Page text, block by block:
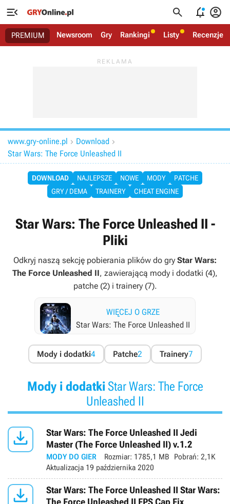
   
PREMIUM Newsroom Gry Rankingi Listy Recenzje
www.gry-online.pl  Download 
Star Wars: The Force Unleashed II
DOWNLOAD NAJLEPSZE NOWE MODY
PATCHE
GRY / DEMA
TRAINERY CHEAT ENGINE
Star Wars: The Force Unleashed II -
Pliki
Odkryj naszą sekcję pobierania plików do gry Star Wars:
The Force Unleashed II, zawierającą mody i dodatki (4),
patche (2) i trainery (7).
WIĘCEJ O GRZE
Star Wars: The Force Unleashed II
Mody i dodatki4 Patche2 Trainery7
Mody i dodatkiStar Wars: The Force
Unleashed II

Star Wars: The Force Unleashed II Jedi
Master (The Force Unleashed II) v.1.2
MODY DO GIER Rozmiar: 1785,1 MB Pobrań: 2,1K
Aktualizacja 19 października 2020

Star Wars: The Force Unleashed II Star Wars:
The Force Unleashed II FPS Cap Fix